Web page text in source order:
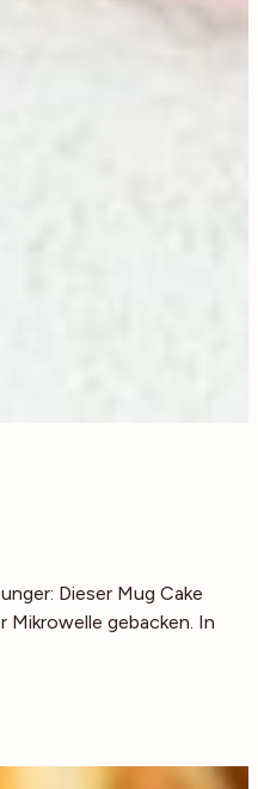
Dieser Mug Cake
Mikrowelle gebacken. In